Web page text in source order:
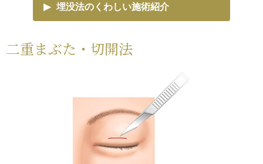
▶ 埋没法のくわしい施術紹介
二重まぶた・切開法